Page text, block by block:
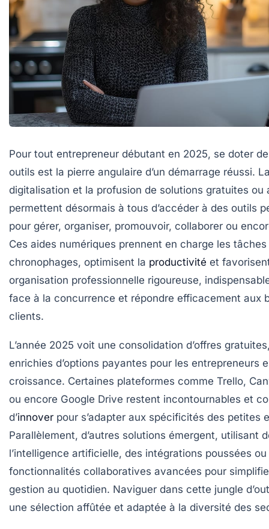
Pour tout entrepreneur débutant en 2025, se doter
outils est la pierre angulaire d’un démarrage réussi.
digitalisation et la profusion de solutions gratuites ou
permettent désormais à tous d’accéder à des outils
pour gérer, organiser, promouvoir, collaborer ou
Ces aides numériques prennent en charge les tâches
chronophages, optimisent la productivité et
organisation professionnelle rigoureuse,
face à la concurrence et répondre efficacement aux
clients.
L’année 2025 voit une consolidation d’offres
enrichies d’options payantes pour les entrepreneurs
croissance. Certaines plateformes comme Trello,
ou encore Google Drive restent incontournables et
d’innover pour s’adapter aux spécificités des petites
Parallèlement, d’autres solutions émergent, utilisant
l’intelligence artificielle, des intégrations poussées ou
fonctionnalités collaboratives avancées pour
gestion au quotidien. Naviguer dans cette jungle
une sélection affûtée et adaptée à la diversité des